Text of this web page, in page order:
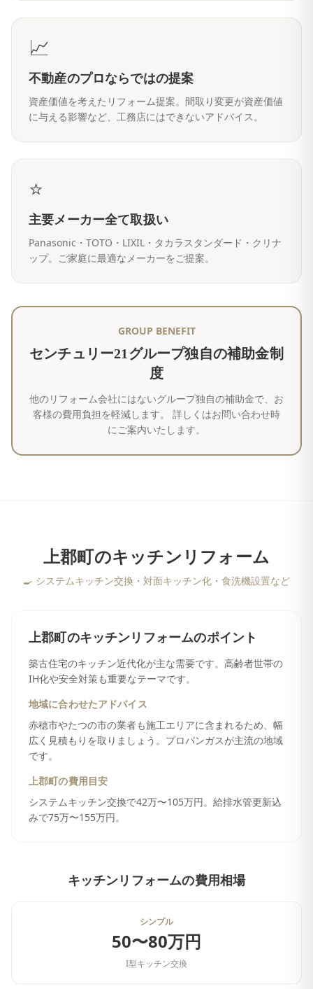
📈
不動産のプロならではの提案
資産価値を考えたリフォーム提案。間取り変更が資産価値
に与える影響など、工務店にはできないアドバイス。
⭐
主要メーカー全て取扱い
Panasonic・TOTO・LIXIL・タカラスタンダード・クリナ
ップ。ご家庭に最適なメーカーをご提案。
GROUP BENEFIT
センチュリー21グループ独自の補助金制
度
他のリフォーム会社にはないグループ独自の補助金で、お
客様の費用負担を軽減します。 詳しくはお問い合わせ時
にご案内いたします。
上郡町のキッチンリフォーム
🍳 システムキッチン交換・対面キッチン化・食洗機設置など
上郡町 のキッチンリフォームのポイント
築古住宅のキッチン近代化が主な需要です。高齢者世帯の
IH化や安全対策も重要なテーマです。
地域に合わせたアドバイス
赤穂市やたつの市の業者も施工エリアに含まれるため、幅
広く見積もりを取りましょう。プロパンガスが主流の地域
です。
上郡町の費用目安
システムキッチン交換で42万〜105万円。給排水管更新込
みで75万〜155万円。
キッチンリフォームの費用相場
シンプル
50〜80万円
I型キッチン交換